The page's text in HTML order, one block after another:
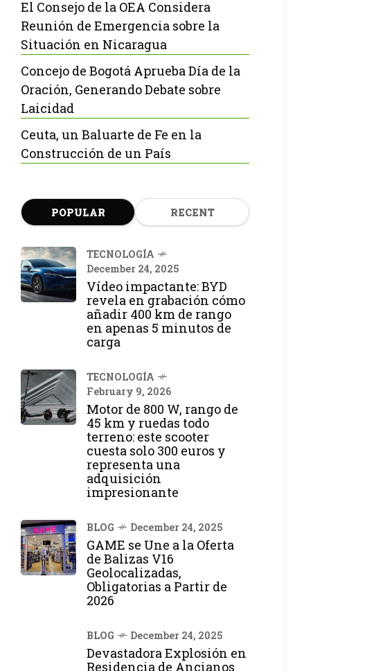
El Consejo de la OEA Considera
Reunión de Emergencia sobre la
Situación en Nicaragua
Concejo de Bogotá Aprueba Día de la
Oración, Generando Debate sobre
Laicidad
Ceuta, un Baluarte de Fe en la
Construcción de un País
POPULAR RECENT
TECNOLOGÍA
December 24, 2025
Vídeo impactante: BYD
revela en grabación cómo
añadir 400 km de rango
en apenas 5 minutos de
carga
TECNOLOGÍA
February 9, 2026
Motor de 800 W, rango de
45 km y ruedas todo
terreno: este scooter
cuesta solo 300 euros y
representa una
adquisición
impresionante
BLOG December 24, 2025
GAME se Une a la Oferta
de Balizas V16
Geolocalizadas,
Obligatorias a Partir de
2026
BLOG December 24, 2025
Devastadora Explosión en
Residencia de Ancianos